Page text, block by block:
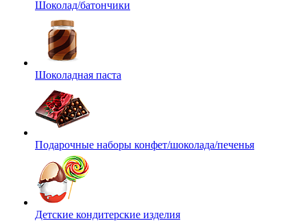
Шоколад/батончики
Шоколадная паста
Подарочные наборы конфет/шоколада/печенья
Детские кондитерские изделия